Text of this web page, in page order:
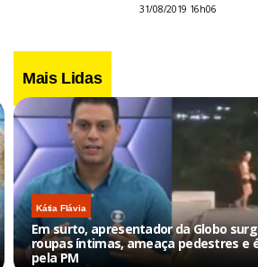
31/08/2019 16h06
Mais Lidas
Kátia Flávia
Em surto, apresentador da Globo
roupas íntimas, ameaça pedestres e
pela PM